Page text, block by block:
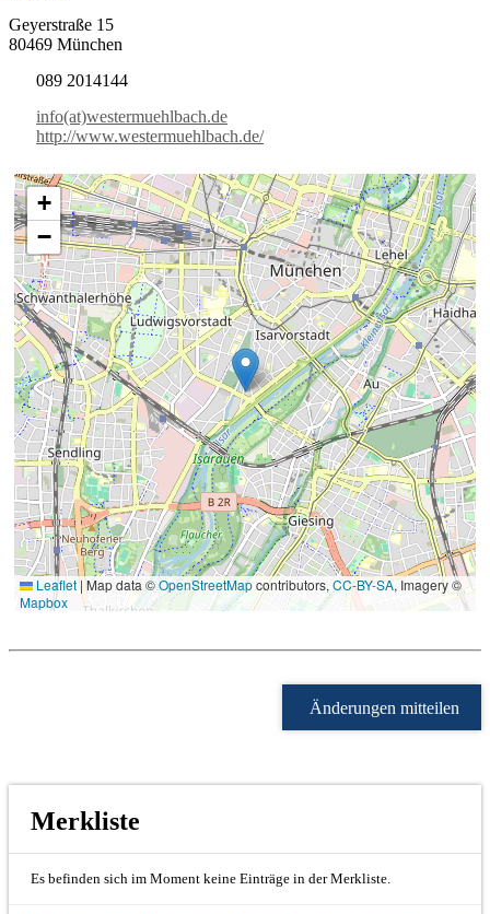
Geyerstraße 15
80469 München
089 2014144
info(at)westermuehlbach.de
http://www.westermuehlbach.de/
+
−
Leaflet |Map data ©OpenStreetMapcontributors, CC-BY-SA, Imagery ©
Mapbox
Änderungen mitteilen
Merkliste
Es befinden sich im Moment keine Einträge in der Merkliste.